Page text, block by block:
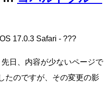
17.0.3 Safari - ???
日、内容が少ないページで
たのですが、その変更の影